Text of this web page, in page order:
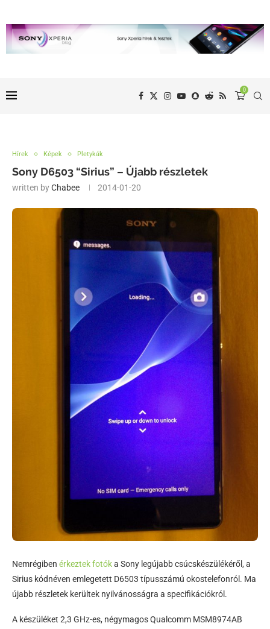
0
Hírek Képek Pletykák
Sony D6503 “Sirius” – Újabb részletek
written byChabee 2014-01-20
Nemrégiben érkeztek fotóka Sony legújabb csúcskészülékéről, a
Sirius kódnéven emlegetett D6503 típusszámú okostelefonról. Ma
újabb részletek kerültek nyilvánosságra a specifikációkról.
A készüléket 2,3 GHz-es, négymagos Qualcomm MSM8974AB